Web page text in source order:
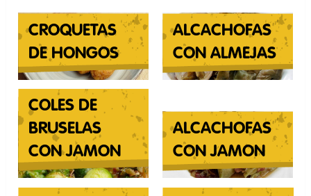
CROQUETAS
DE HONGOS
ALCACHOFAS
CON ALMEJAS
COLES DE
BRUSELAS
CON JAMON
ALCACHOFAS
CON JAMON